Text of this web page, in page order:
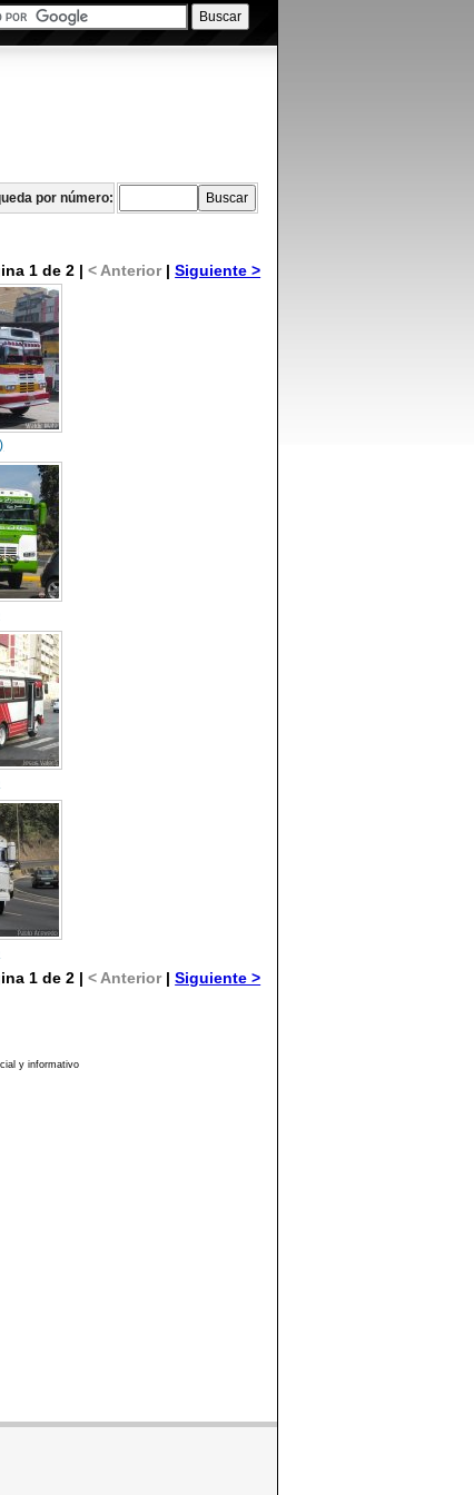
por número:
1 de 2 |< Anterior|Siguiente >
1 de 2 |< Anterior|Siguiente >
y informativo